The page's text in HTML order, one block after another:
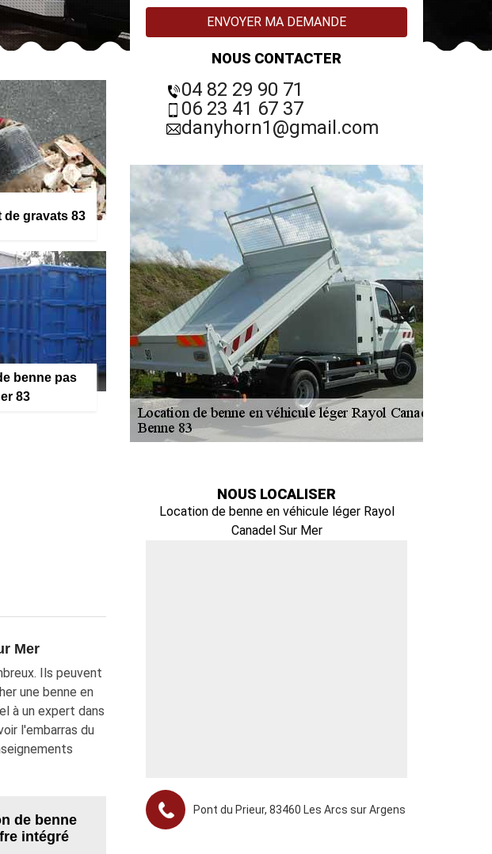
de gravats 83
benne pas
83
Mer
Ils peuvent
une benne en
à un expert dans
l'embarras du
de benne
intégré
NOUS CONTACTER
04 82 29 90 71
06 23 41 67 37
danyhorn1@gmail.com
NOUS LOCALISER
Location de benne en véhicule léger Rayol
Canadel Sur Mer
Pont du Prieur, 83460 Les Arcs sur Argens